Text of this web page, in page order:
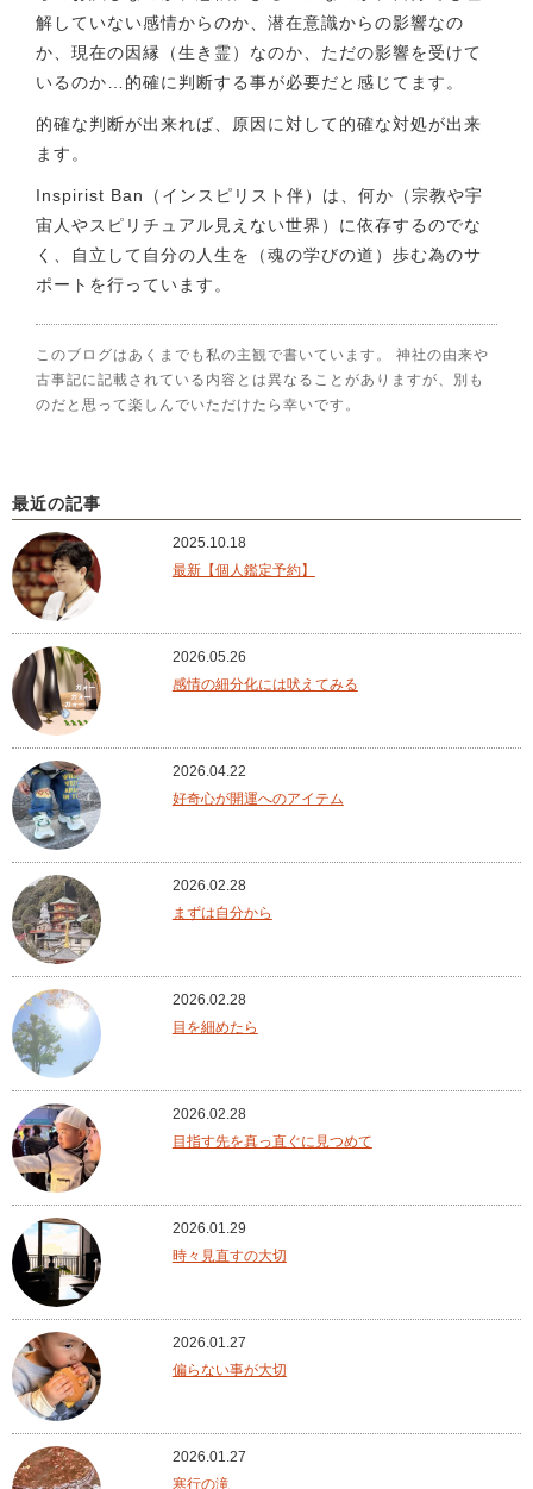
解していない感情からのか、潜在意識からの影響なの
か、現在の因縁（生き霊）なのか、ただの影響を受けて
いるのか…的確に判断する事が必要だと感じてます。
的確な判断が出来れば、原因に対して的確な対処が出来
ます。
Inspirist Ban（インスピリスト伴）は、何か（宗教や宇
宙人やスピリチュアル見えない世界）に依存するのでな
く、自立して自分の人生を（魂の学びの道）歩む為のサ
ポートを行っています。
このブログはあくまでも私の主観で書いています。 神社の由来や
古事記に記載されている内容とは異なることがありますが、別も
のだと思って楽しんでいただけたら幸いです。
最近の記事
2025.10.18
最新【個人鑑定予約】
2026.05.26
感情の細分化には吠えてみる
2026.04.22
好奇心が開運へのアイテム
2026.02.28
まずは自分から
2026.02.28
目を細めたら
2026.02.28
目指す先を真っ直ぐに見つめて
2026.01.29
時々見直すの大切
2026.01.27
偏らない事が大切
2026.01.27
寒行の滝